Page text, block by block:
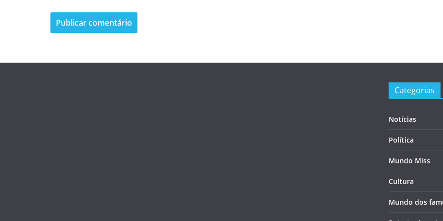
Categorias
Notícias
Política
Mundo Miss
Cultura
Mundo dos